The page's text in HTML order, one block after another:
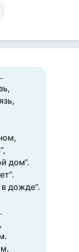
дом“.
дожде“.